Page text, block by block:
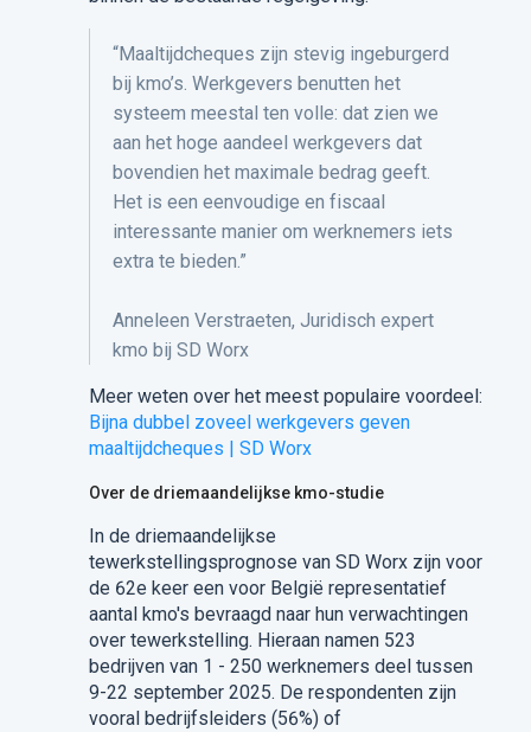
“Maaltijdcheques zijn stevig ingeburgerd
bij kmo’s. Werkgevers benutten het
systeem meestal ten volle: dat zien we
aan het hoge aandeel werkgevers dat
bovendien het maximale bedrag geeft.
Het is een eenvoudige en fiscaal
interessante manier om werknemers iets
extra te bieden.”
Anneleen Verstraeten, Juridisch expert
kmo bij SD Worx
Meer weten over het meest populaire voordeel:
Bijna dubbel zoveel werkgevers geven
maaltijdcheques | SD Worx
Over de driemaandelijkse kmo-studie
In de driemaandelijkse
tewerkstellingsprognose van SD Worx zijn voor
de 62e keer een voor België representatief
aantal kmo's bevraagd naar hun verwachtingen
over tewerkstelling. Hieraan namen 523
bedrijven van 1 - 250 werknemers deel tussen
9-22 september 2025. De respondenten zijn
vooral bedrijfsleiders (56%) of